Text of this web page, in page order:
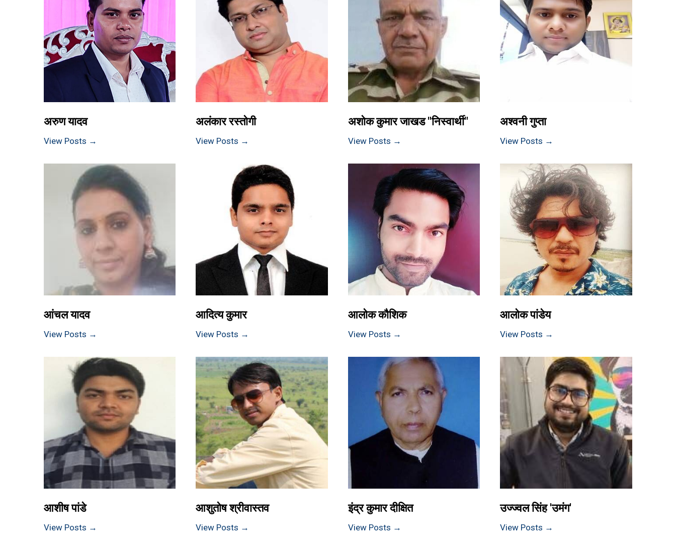
अरुण यादव
View Posts →
अलंकार रस्तोगी
View Posts →
अशोक कुमार जाखड "निस्वार्थी"
View Posts →
अश्वनी गुप्ता
View Posts →
आंचल यादव
View Posts →
आदित्य कुमार
View Posts →
आलोक कौशिक
View Posts →
आलोक पांडेय
View Posts →
आशीष पांडे
View Posts →
आशुतोष श्रीवास्तव
View Posts →
इंद्र कुमार दीक्षित
View Posts →
उज्ज्वल सिंह 'उमंग'
View Posts →